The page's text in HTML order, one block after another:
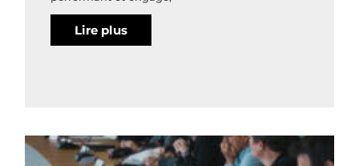
Lire plus